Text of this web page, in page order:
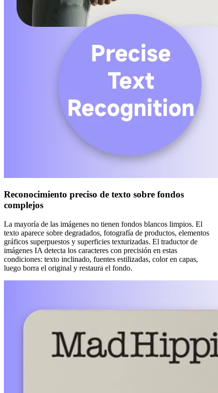
Reconocimiento preciso de texto sobre fondos
complejos
La mayoría de las imágenes no tienen fondos blancos limpios. El
texto aparece sobre degradados, fotografía de productos, elementos
gráficos superpuestos y superficies texturizadas. El traductor de
imágenes IA detecta los caracteres con precisión en estas
condiciones: texto inclinado, fuentes estilizadas, color en capas,
luego borra el original y restaura el fondo.